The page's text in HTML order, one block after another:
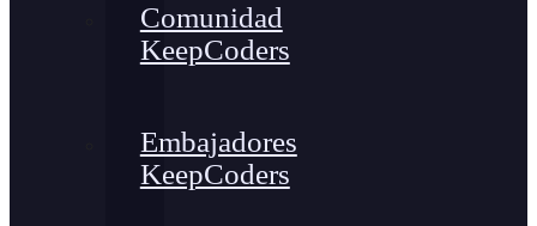
Comunidad
KeepCoders
Embajadores
KeepCoders